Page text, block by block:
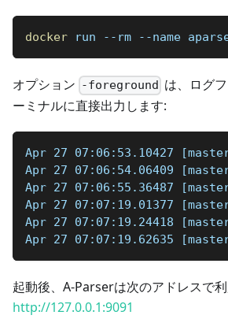
docker run --rm --name
オプション -foreground は、ログ
ーミナルに直接出力します:
Apr 27 07:06:53.10427
Apr 27 07:06:54.06409
Apr 27 07:06:55.36487
Apr 27 07:07:19.01377
Apr 27 07:07:19.24418
Apr 27 07:07:19.62635
起動後、A-Parserは次のアドレスで
http://127.0.0.1:9091